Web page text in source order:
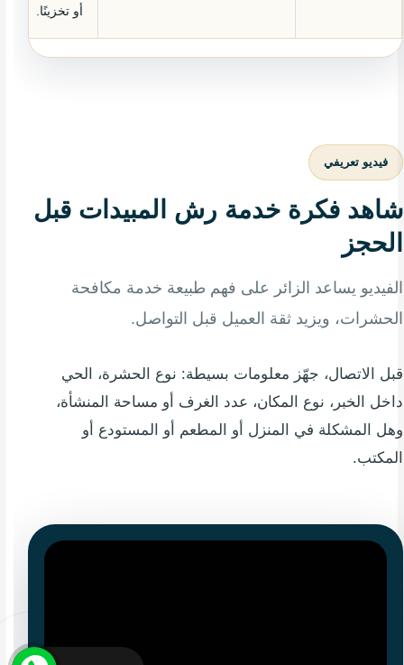
أو تخزينًا.
فيديو تعريفي
شاهد فكرة خدمة رش المبيدات قبل
الحجز
الفيديو يساعد الزائر على فهم طبيعة خدمة مكافحة
الحشرات، ويزيد ثقة العميل قبل التواصل.
قبل الاتصال، جهّز معلومات بسيطة: نوع الحشرة، الحي
داخل الخبر، نوع المكان، عدد الغرف أو مساحة المنشأة،
وهل المشكلة في المنزل أو المطعم أو المستودع أو
المكتب.